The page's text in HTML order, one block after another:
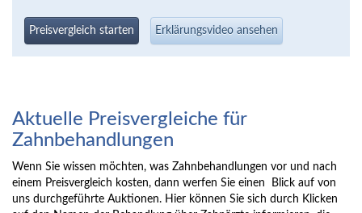
Preisvergleich starten Erklärungsvideo ansehen
Aktuelle Preisvergleiche für
Zahnbehandlungen
Wenn Sie wissen möchten, was Zahnbehandlungen vor und nach
einem Preisvergleich kosten, dann werfen Sie einen Blick auf von
uns durchgeführte Auktionen. Hier können Sie sich durch Klicken